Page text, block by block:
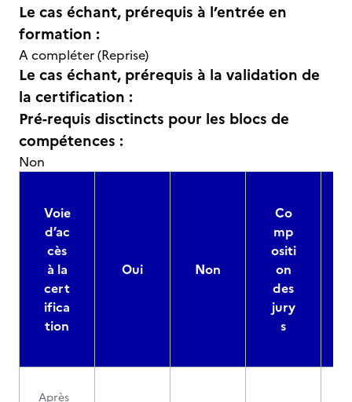
Le cas échant, prérequis à l’entrée en
formation :
A compléter (Reprise)
Le cas échant, prérequis à la validation de
la certification :
Pré-requis disctincts pour les blocs de
compétences :
Non
Voie
d’ac
cès
à la
cert
ifica
tion
Oui Non
Co
mp
ositi
on
des
jury
s
Après